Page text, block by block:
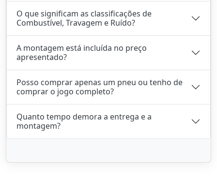
O que significam as classificações de
Combustível, Travagem e Ruído?
A montagem está incluída no preço
apresentado?
Posso comprar apenas um pneu ou tenho de
comprar o jogo completo?
Quanto tempo demora a entrega e a
montagem?